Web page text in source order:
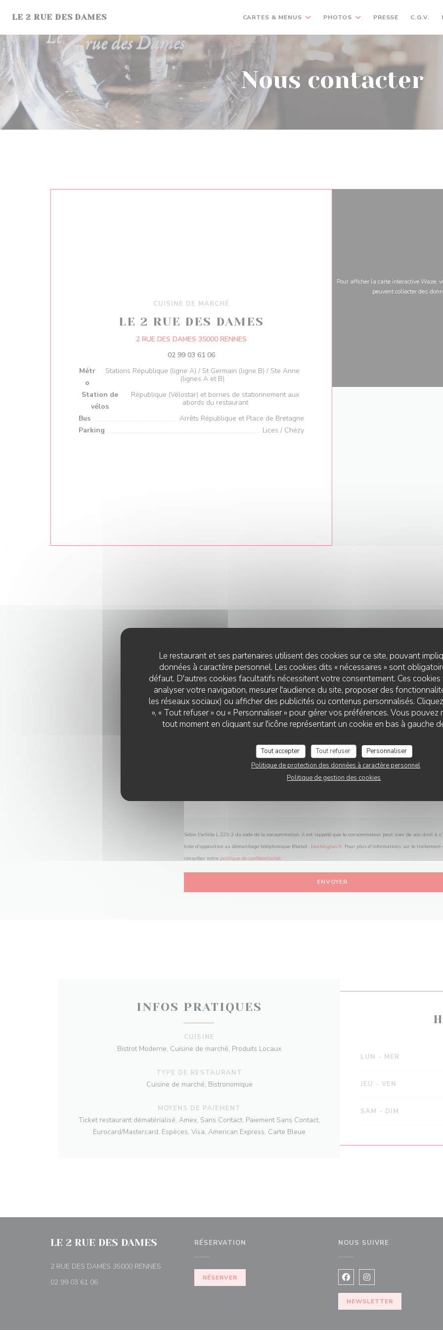
Le restaurant et ses partenaires utilisent des cookies sur ce site, pouvant
données à caractère personnel. Les cookies dits « nécessaires » sont
défaut. D'autres cookies facultatifs nécessitent votre consentement. Ces
analyser votre navigation, mesurer l'audience du site, proposer des
les réseaux sociaux) ou afficher des publicités ou contenus personnalisés.
», « Tout refuser » ou « Personnaliser » pour gérer vos préférences. Vous
tout moment en cliquant sur l'icône représentant un cookie en bas à gauche
Tout accepter Tout refuser
Personnaliser
Politique de protection des données à caractère personnel
Politique de gestion des cookies
LE 2 RUE DES DAMES CARTES & MENUS PHOTOS PRESSE C.G.V.
Nous contacter
CUISINE DE MARCHÉ
LE 2 RUE DES DAMES
2 RUE DES DAMES 35000 RENNES
02 99 03 61 06
Métr
o
Stations République (ligne A) / St Germain (ligne B) / Ste Anne
(lignes A et B)
Station de
vélos
République (Vélostar) et bornes de stationnement aux
abords du restaurant
Bus
Arrêts République et Place de Bretagne
Parking
Lices / Chézy
Pour afficher la carte interactive Waze,
peuvent collecter des
Vous désirez nous contacter ?
Remplissez le formulaire ci-dessous !
Selon l'article L.223-2 du code de la consommation, il est rappelé que le consommateur peut user de son droit à
liste d'opposition au démarchage téléphonique Bloctel : bloctel.gouv.fr. Pour plus d'informations sur le traitement
consultez notre politique de confidentialité.
INFOS PRATIQUES
CUISINE
Bistrot Moderne, Cuisine de marché, Produits Locaux
TYPE DE RESTAURANT
Cuisine de marché, Bistronomique
MOYENS DE PAIEMENT
Ticket restaurant dématérialisé, Amex, Sans Contact, Paiement Sans Contact,
Eurocard/Mastercard, Espèces, Visa, American Express, Carte Bleue
LUN - MER
JEU -VEN
SAM - DIM
LE 2 RUE DES DAMES
2 RUE DES DAMES 35000 RENNES
02 99 03 61 06
RÉSERVATION
RÉSERVER
NOUS SUIVRE
Facebook ((ouvre une
Instagram ((ouvre
NEWSLETTER
LE 2 RUE DES DAMES